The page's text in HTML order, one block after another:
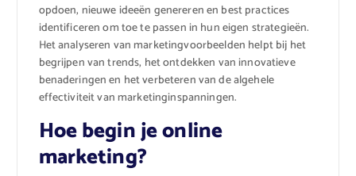
opdoen, nieuwe ideeën genereren en best practices
identificeren om toe te passen in hun eigen strategieën.
Het analyseren van marketingvoorbeelden helpt bij het
begrijpen van trends, het ontdekken van innovatieve
benaderingen en het verbeteren van de algehele
effectiviteit van marketinginspanningen.
Hoe begin je online
marketing?